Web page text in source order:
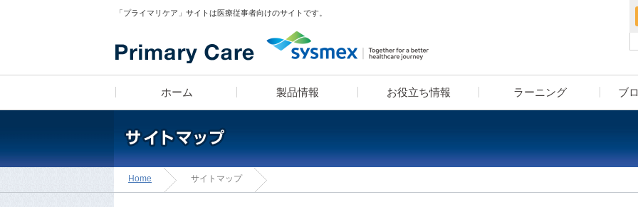
「プライマリケア」サイトは医療従事者向けのサイトです。
ホーム 製品情報
製品ラインナップ
お役立ち情報
疾患スピード検索
ラーニング
漫画コンテンツ
ブ
医師 宮田俊男に学ぶ
「知っトク！
テンツでお馴染み！高橋はく
Home サイトマップ